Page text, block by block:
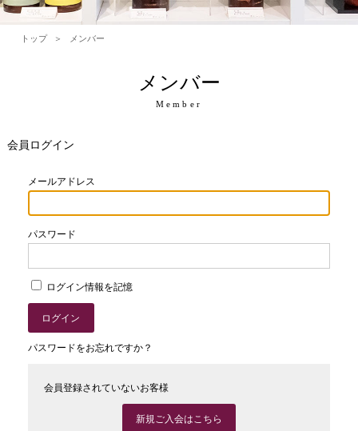
トップ メンバー
メンバー
Member
会員ログイン
メールアドレス
パスワード
ログイン情報を記憶
パスワードをお忘れですか？
会員登録されていないお客様
新規ご入会はこちら